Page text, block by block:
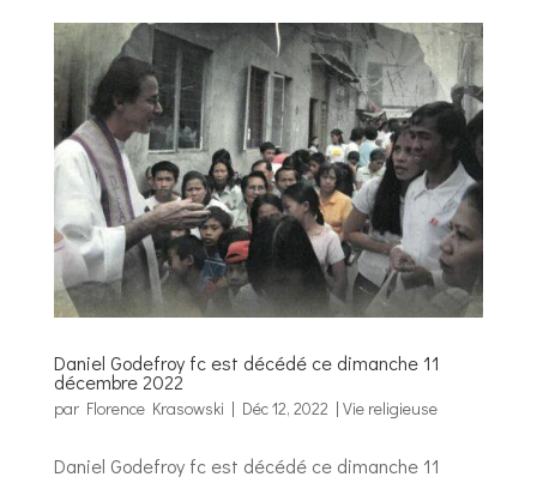
Daniel Godefroy fc est décédé ce dimanche 11
décembre 2022
par Florence Krasowski | Déc 12, 2022 | Vie religieuse
Daniel Godefroy fc est décédé ce dimanche 11